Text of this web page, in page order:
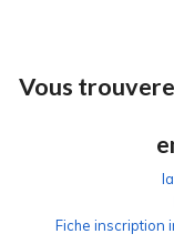
Vous
Fiche inscription